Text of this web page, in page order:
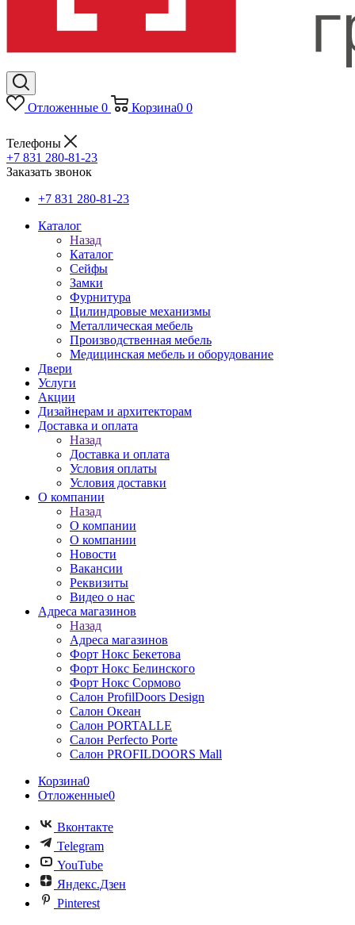
Отложенные 0 Корзина0 0
Телефоны
+7 831 280-81-23
Заказать звонок
+7 831 280-81-23
Каталог
Назад
Каталог
Сейфы
Замки
Фурнитура
Цилиндровые механизмы
Металлическая мебель
Производственная мебель
Медицинская мебель и оборудование
Двери
Услуги
Акции
Дизайнерам и архитекторам
Доставка и оплата
Назад
Доставка и оплата
Условия оплаты
Условия доставки
О компании
Назад
О компании
О компании
Новости
Вакансии
Реквизиты
Видео о нас
Адреса магазинов
Назад
Адреса магазинов
Форт Нокс Бекетова
Форт Нокс Белинского
Форт Нокс Сормово
Салон ProfilDoors Design
Салон Океан
Салон PORTALLE
Салон Perfecto Portе
Салон PROFILDOORS Mall
Корзина0
Отложенные0
Вконтакте
Telegram
YouTube
Яндекс.Дзен
Pinterest